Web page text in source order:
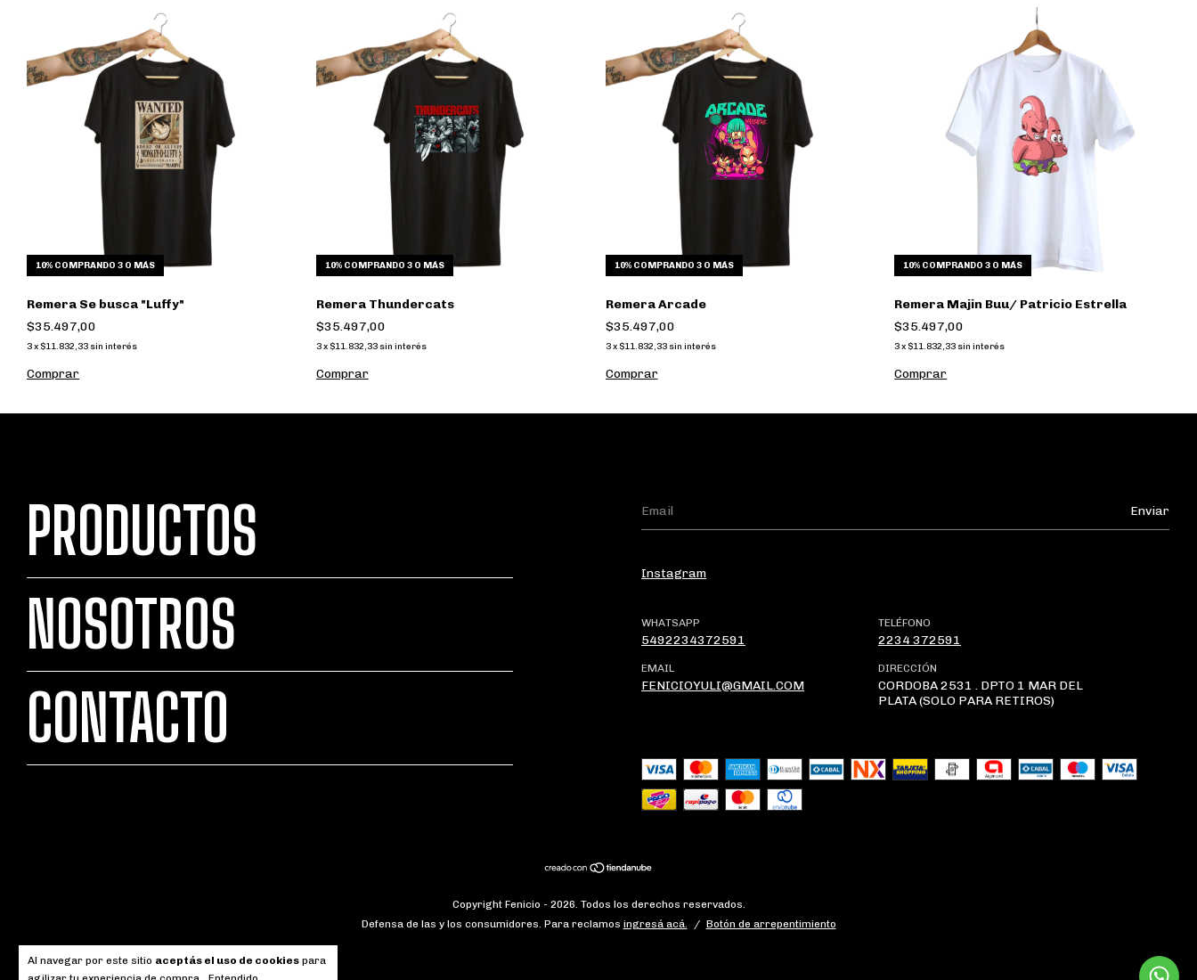
Al navegar por este sitio aceptás el uso de cookies para
10% COMPRANDO 3 O MÁS
Remera Se busca "Luffy"
$35.497,00
3x $11.832,33 sin interés
Comprar
10% COMPRANDO 3 O MÁS
Remera Thundercats
$35.497,00
3x $11.832,33 sin interés
Comprar
10% COMPRANDO 3 O MÁS
Remera Arcade
$35.497,00
3 x $11.832,33 sin interés
Comprar
10% COMPRANDO 3 O MÁS
Remera Majin Buu/ Patricio Estrella
$35.497,00
3x $11.832,33 sin interés
Comprar
PRODUCTOS
NOSOTROS
CONTACTO
Instagram
WHATSAPP
5492234372591
TELÉFONO
2234 372591
EMAIL
FENICIOYULI@GMAIL.COM
DIRECCIÓN
CORDOBA 2531 . DPTO 1 MAR DEL
PLATA (SOLO PARA RETIROS)
Copyright Fenicio - 2026. Todos los derechos reservados.
Defensa de las y los consumidores. Para reclamos ingresá acá. / Botón de arrepentimiento